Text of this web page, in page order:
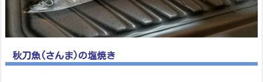
秋刀魚(さんま)の塩焼き